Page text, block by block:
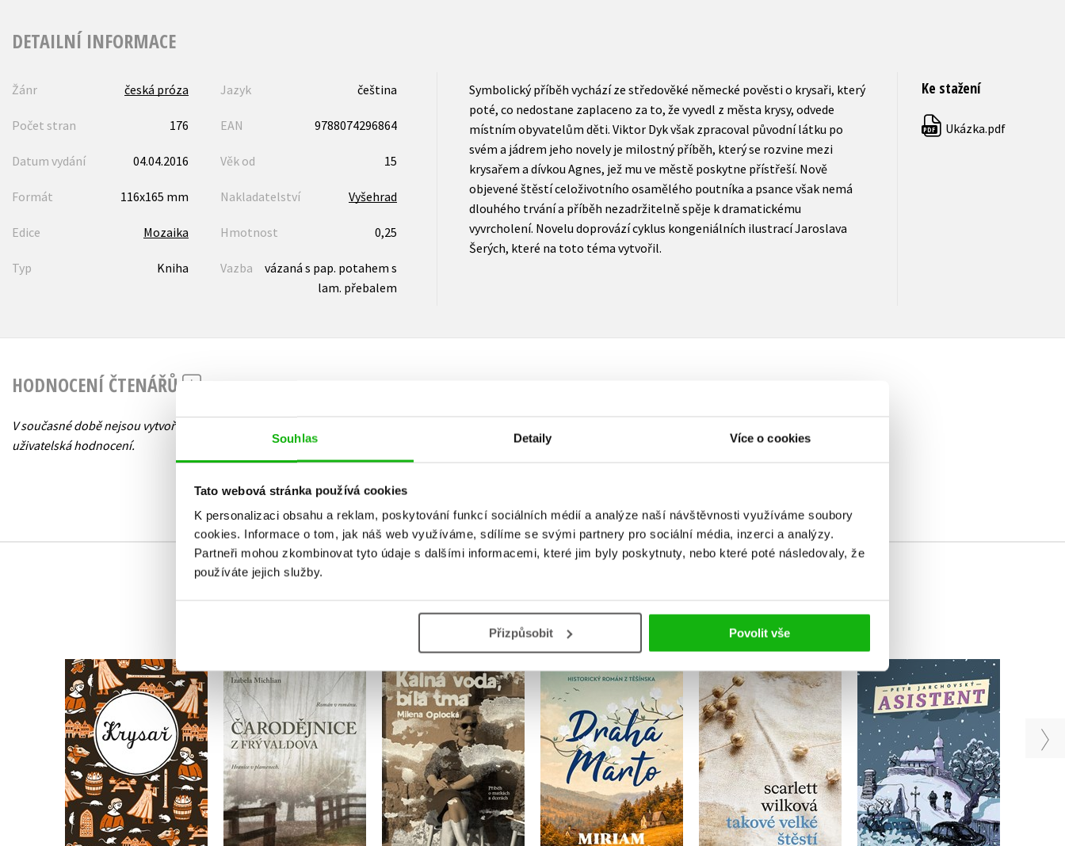
Souhlas Detaily Více o cookies
Tato webová stránka používá cookies
K personalizaci obsahu a reklam, poskytování funkcí sociálních médií a analýze naší návštěvnosti využíváme soubory
cookies. Informace o tom, jak náš web využíváme, sdílíme se svými partnery pro sociální média, inzerci a analýzy.
Partneři mohou zkombinovat tyto údaje s dalšími informacemi, které jim byly poskytnuty, nebo které poté následovaly, že
používáte jejich služby.
Přizpůsobit Povolit vše
DETAILNÍ INFORMACE
Žánr česká próza Jazyk čeština
Počet stran 176 EAN 9788074296864
Datum vydání 04.04.2016 Věk od 15
Formát 116x165 mm Nakladatelství Vyšehrad
Edice Mozaika Hmotnost 0,25
Typ Kniha Vazba
vázaná s pap. potahem s
lam. přebalem
Symbolický příběh vychází ze středověké německé pověsti o krysaři, který
poté, co nedostane zaplaceno za to, že vyvedl z města krysy, odvede
místním obyvatelům děti. Viktor Dyk však zpracoval původní látku po
svém a jádrem jeho novely je milostný příběh, který se rozvine mezi
krysařem a dívkou Agnes, jež mu ve městě poskytne přístřeší. Nově
objevené štěstí celoživotního osamělého poutníka a psance však nemá
dlouhého trvání a příběh nezadržitelně spěje k dramatickému
vyvrcholení. Novelu doprovází cyklus kongeniálních ilustrací Jaroslava
Šerých, které na toto téma vytvořil.
Ke stažení
PDF Ukázka.pdf
HODNOCENÍ ČTENÁŘŮ
V současné době nejsou vytvořena žádná
uživatelská hodnocení.
Krysař
Viktor Dyk
Do košíku
Čarodějnice z
Frývaldova
Izabela Michlian
Do košíku
Kalná voda, bílá tma
Milena Oplocká
Do košíku
Drahá Marto
Miriam Blahová
Do košíku
Takové velké štěstí
Scarlett Wilková
Do košíku
469 Kč
375 Kč
Asistent
Petr Jarchovský
Do košíku